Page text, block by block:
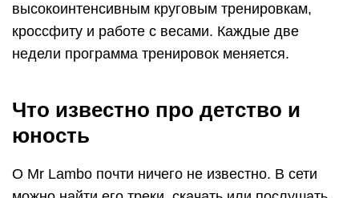
высокоинтенсивным круговым тренировкам,
кроссфиту и работе с весами. Каждые две
недели программа тренировок меняется.
Что известно про детство и
юность
О Mr Lambo почти ничего не известно. В сети